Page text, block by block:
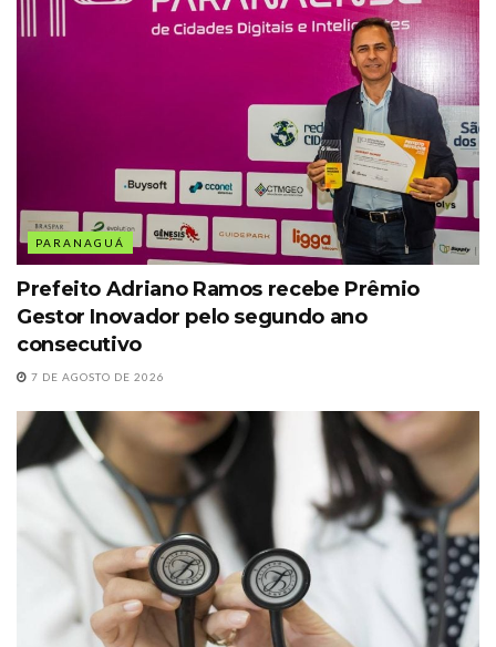
PARANAGUÁ
Prefeito Adriano Ramos recebe Prêmio
Gestor Inovador pelo segundo ano
consecutivo
7 DE AGOSTO DE 2026